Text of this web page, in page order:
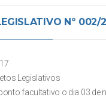
Nº 002/
Legislativos
facultativo o dia 03 de